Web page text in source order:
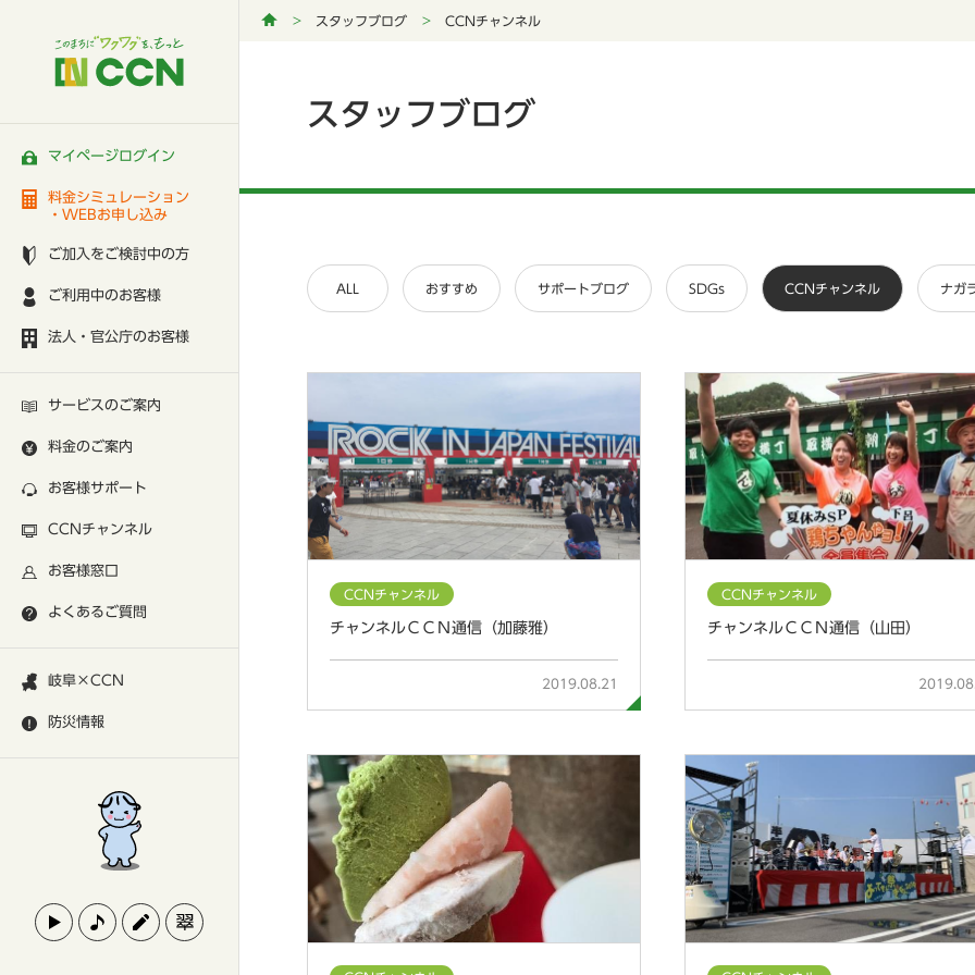
マイページログイン
料金シミュレーション
・WEBお申し込み
ご加入をご検討中の方
ご利用中のお客様
法人・官公庁のお客様
サービスのご案内
料金のご案内
お客様サポート
CCNチャンネル
お客様窓口
よくあるご質問
岐阜×CCN
防災情報
スタッフブログ CCNチャンネル
スタッフブログ
ALL おすすめ サポートブログ SDGs CCNチャンネル ナガ
CCNチャンネル
チャンネルＣＣＮ通信（加藤雅）
2019.08.21
CCNチャンネル
チャンネルＣＣＮ通信（山田）